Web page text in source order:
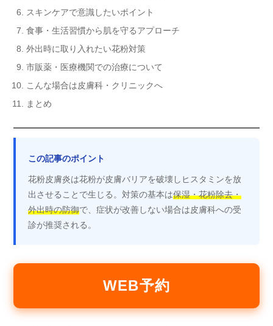
スキンケアで意識したいポイント
食事・生活習慣から肌を守るアプローチ
外出時に取り入れたい花粉対策
市販薬・医療機関での治療について
こんな場合は皮膚科・クリニックへ
まとめ
この記事のポイント
花粉皮膚炎は花粉が皮膚バリアを破壊しヒスタミンを放
出させることで生じる。対策の基本は保湿・花粉除去・
外出時の防御で、症状が改善しない場合は皮膚科への受
診が推奨される。
WEB予約